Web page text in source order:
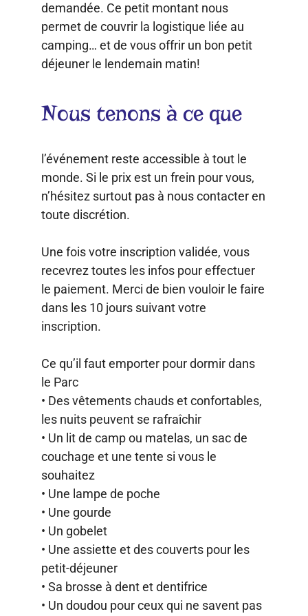
demandée. Ce petit montant nous
permet de couvrir la logistique liée au
camping… et de vous offrir un bon petit
déjeuner le lendemain matin!
Nous tenons à ce que
l’événement reste accessible à tout le
monde. Si le prix est un frein pour vous,
n’hésitez surtout pas à nous contacter en
toute discrétion.
Une fois votre inscription validée, vous
recevrez toutes les infos pour effectuer
le paiement. Merci de bien vouloir le faire
dans les 10 jours suivant votre
inscription.
Ce qu’il faut emporter pour dormir dans
le Parc
• Des vêtements chauds et confortables,
les nuits peuvent se rafraîchir
• Un lit de camp ou matelas, un sac de
couchage et une tente si vous le
souhaitez
• Une lampe de poche
• Une gourde
• Un gobelet
• Une assiette et des couverts pour les
petit-déjeuner
• Sa brosse à dent et dentifrice
• Un doudou pour ceux qui ne savent pas